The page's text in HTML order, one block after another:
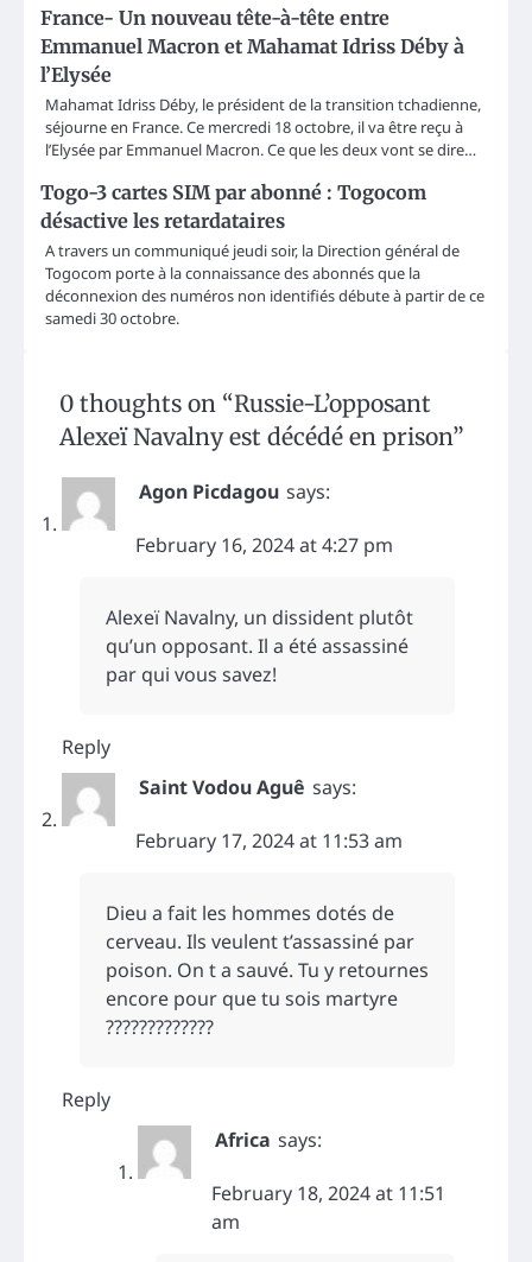
France- Un nouveau tête-à-tête entre
Emmanuel Macron et Mahamat Idriss Déby à
l’Elysée
Mahamat Idriss Déby, le président de la transition tchadienne,
séjourne en France. Ce mercredi 18 octobre, il va être reçu à
l’Elysée par Emmanuel Macron. Ce que les deux vont se dire…
Togo-3 cartes SIM par abonné : Togocom
désactive les retardataires
A travers un communiqué jeudi soir, la Direction général de
Togocom porte à la connaissance des abonnés que la
déconnexion des numéros non identifiés débute à partir de ce
samedi 30 octobre.
0 thoughts on “Russie-L’opposant
Alexeï Navalny est décédé en prison”
Agon Picdagou says:
February 16, 2024 at 4:27 pm
Alexeï Navalny, un dissident plutôt
qu’un opposant. Il a été assassiné
par qui vous savez!
Reply
Saint Vodou Aguê says:
February 17, 2024 at 11:53 am
Dieu a fait les hommes dotés de
cerveau. Ils veulent t’assassiné par
poison. On t a sauvé. Tu y retournes
encore pour que tu sois martyre
?????????????
Reply
Africa says:
February 18, 2024 at 11:51
am